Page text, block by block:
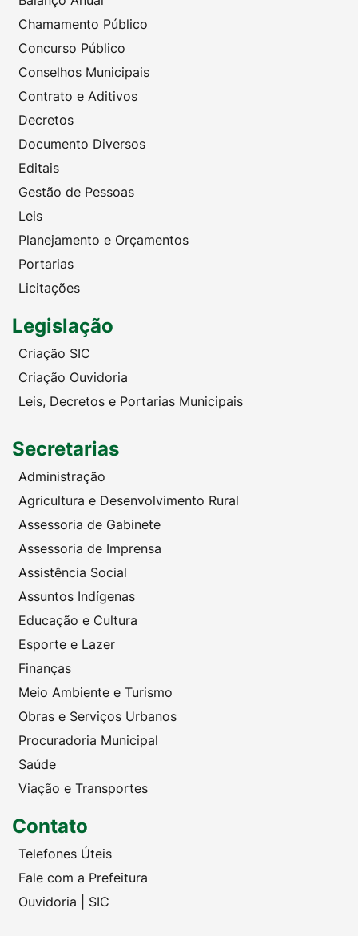
Chamamento Público
Concurso Público
Conselhos Municipais
Contrato e Aditivos
Decretos
Documento Diversos
Editais
Gestão de Pessoas
Leis
Planejamento e Orçamentos
Portarias
Licitações
Legislação
Criação SIC
Criação Ouvidoria
Leis, Decretos e Portarias Municipais
Secretarias
Administração
Agricultura e Desenvolvimento Rural
Assessoria de Gabinete
Assessoria de Imprensa
Assistência Social
Assuntos Indígenas
Educação e Cultura
Esporte e Lazer
Finanças
Meio Ambiente e Turismo
Obras e Serviços Urbanos
Procuradoria Municipal
Saúde
Viação e Transportes
Contato
Telefones Úteis
Fale com a Prefeitura
Ouvidoria | SIC